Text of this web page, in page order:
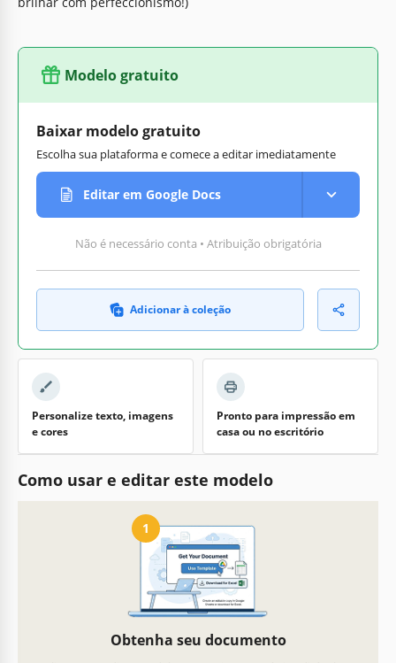
Modelo gratuito
Baixar modelo gratuito
Escolha sua plataforma e comece a editar imediatamente
Editar em Google Docs
Não é necessário conta • Atribuição obrigatória
Adicionar à coleção
Personalize texto, imagens
e cores
Pronto para impressão em
casa ou no escritório
Como usar e editar este modelo
1
Obtenha seu documento